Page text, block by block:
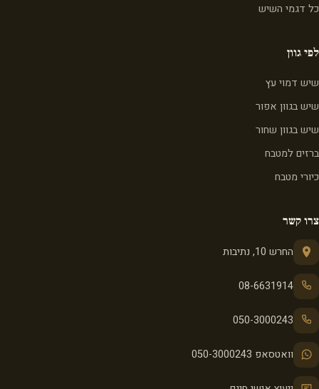
כל דגמי השיש
לפי גוון
שיש דמוי עץ
שיש בגוון אפור
שיש בגוון שחור
ברזים למטבח
כיורי מטבח
צרו קשר
החרש 10, נתיבות
08-6631914
050-3000243
וואטסאפ 050-3000243